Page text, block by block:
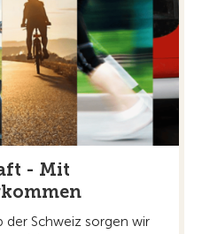
- Mit
der Schweiz sorgen wir